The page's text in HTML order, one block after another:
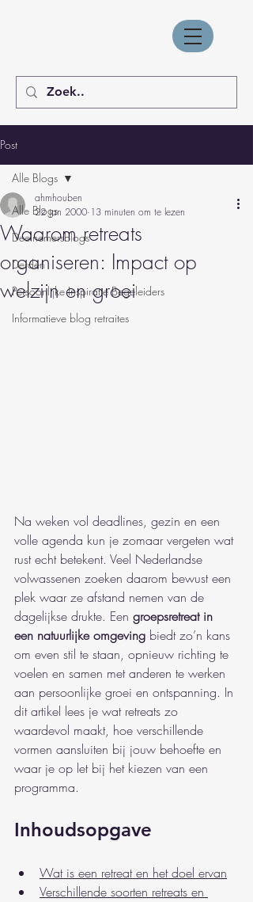
Post
Alle Blogs
Deelnemersblogs
Derden
Persoonlijke Inspiratie Begeleiders
Informatieve blog retraites
Alle Blogs
Waarom retreats
organiseren: Impact op
welzijn en groei
ahmhouben
22 jan 2000 13 minuten om te lezen
Na weken vol deadlines, gezin en een
volle agenda kun je zomaar vergeten wat
rust echt betekent. Veel Nederlandse
volwassenen zoeken daarom bewust een
plek waar ze afstand nemen van de
dagelijkse drukte. Een groepsretreat in
een natuurlijke omgeving biedt zo’n kans
om even stil te staan, opnieuw richting te
voelen en samen met anderen te werken
aan persoonlijke groei en ontspanning. In
dit artikel lees je wat retreats zo
waardevol maakt, hoe verschillende
vormen aansluiten bij jouw behoefte en
waar je op let bij het kiezen van een
programma.
Inhoudsopgave
Wat is een retreat en het doel ervan
Verschillende soorten retreats en